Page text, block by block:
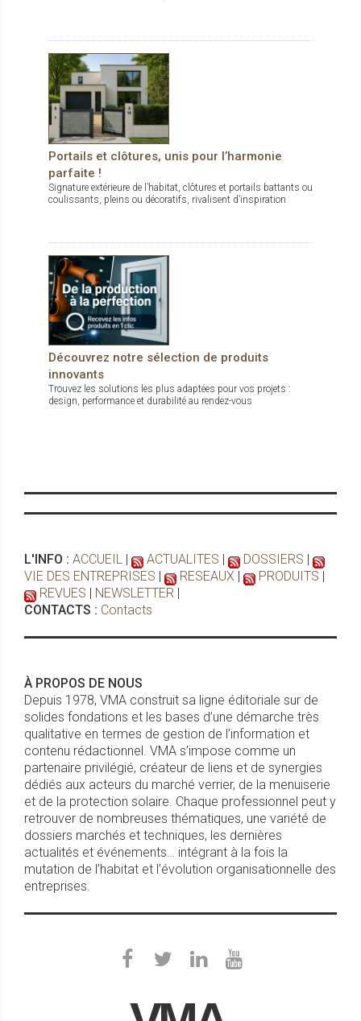
Portails et clôtures, unis pour l’harmonie
parfaite !
Signature extérieure de l’habitat, clôtures et portails battants ou
coulissants, pleins ou décoratifs, rivalisent d’inspiration
Découvrez notre sélection de produits
innovants
Trouvez les solutions les plus adaptées pour vos projets :
design, performance et durabilité au rendez-vous
L'INFO : ACCUEIL ACTUALITES DOSSIERS
VIE DES ENTREPRISES
RESEAUX PRODUITS
REVUES
NEWSLETTER
CONTACTS : Contacts
À PROPOS DE NOUS
Depuis 1978, VMA construit sa ligne éditoriale sur de
solides fondations et les bases d’une démarche très
qualitative en termes de gestion de l’information et
contenu rédactionnel. VMA s’impose comme un
partenaire privilégié, créateur de liens et de synergies
dédiés aux acteurs du marché verrier, de la menuiserie
et de la protection solaire. Chaque professionnel peut y
retrouver de nombreuses thématiques, une variété de
dossiers marchés et techniques, les dernières
actualités et événements… intégrant à la fois la
mutation de l’habitat et l’évolution organisationnelle des
entreprises.